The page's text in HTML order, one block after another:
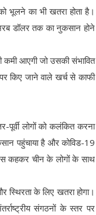
भूलने का भी खतरा होता है।
डॉलर तक का नुकसान होने
आएगी जो उसकी संभावित
पर किए जाने वाले खर्च से काफी
पूर्वी लोगों को कलंकित करना
पहुंचाया है और कोविड-19
कहकर चीन के लोगों के साथ
स्थिरता के लिए खतरा होगा।
संगठनों के स्तर पर